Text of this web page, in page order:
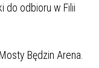
do odbioru w Filii
Będzin Arena.